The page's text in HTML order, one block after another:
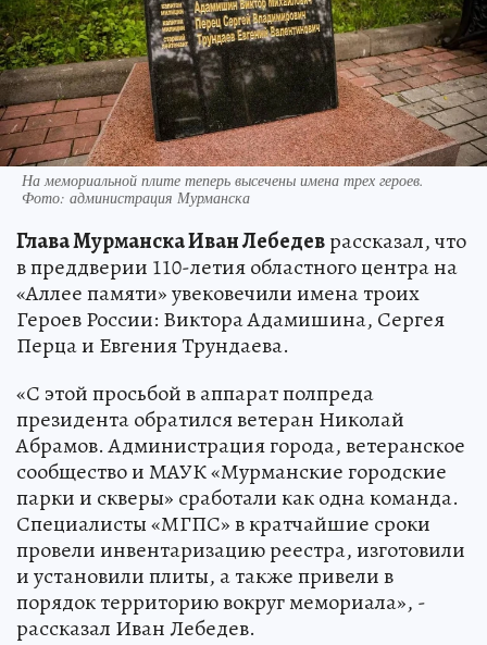
На мемориальной плите теперь высечены имена трех героев.
Фото: администрация Мурманска
Глава Мурманска Иван Лебедеврассказал, что
в преддверии 110-летия областного центра на
«Аллее памяти» увековечили имена троих
Героев России: Виктора Адамишина, Сергея
Перца и Евгения Трундаева.
«С этой просьбой в аппарат полпреда
президента обратился ветеран Николай
Абрамов. Администрация города, ветеранское
сообщество и МАУК «Мурманские городские
парки и скверы» сработали как одна команда.
Специалисты «МГПС» в кратчайшие сроки
провели инвентаризацию реестра, изготовили
и установили плиты, а также привели в
порядок территорию вокруг мемориала», -
рассказал Иван Лебедев.